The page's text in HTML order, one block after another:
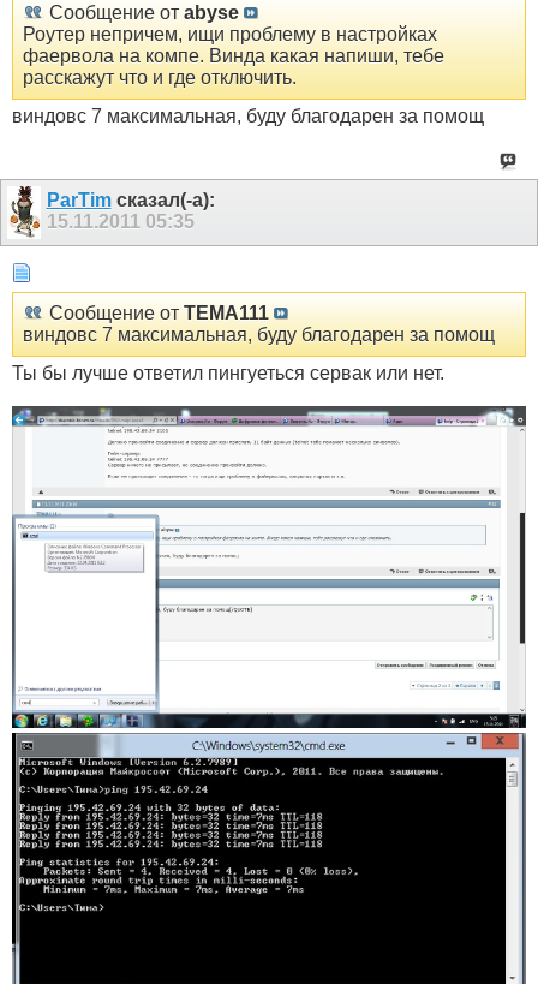
Сообщение от abyse
Роутер непричем, ищи проблему в настройках
фаервола на компе. Винда какая напиши, тебе
расскажут что и где отключить.
виндовс 7 максимальная, буду благодарен за помощ
ParTimсказал(-а):
15.11.2011 05:35
Сообщение от TEMA111
виндовс 7 максимальная, буду благодарен за помощ
Ты бы лучше ответил пингуеться сервак или нет.